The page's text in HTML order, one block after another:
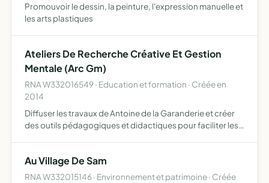
Promouvoir le dessin, la peinture, l'expression manuelle et
les arts plastiques
Ateliers De Recherche Créative Et Gestion
Mentale (Arc Gm)
RNA W332016549 · Education et formation · Créée en
2014
Diffuser les travaux de Antoine de la Garanderie et créer
des outils pédagogiques et didactiques pour faciliter les
Au Village De Sam
RNA W332015146 · Environnement et patrimoine · Créée